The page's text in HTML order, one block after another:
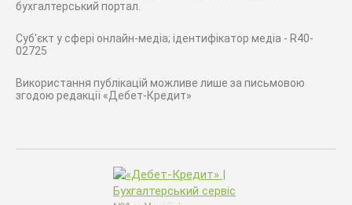
бухгалтерський портал.
Суб'єкт у сфері онлайн-медіа; ідентифікатор медіа - R40-
02725
Використання публікацій можливе лише за письмовою
згодою редакції «Дебет-Кредит»